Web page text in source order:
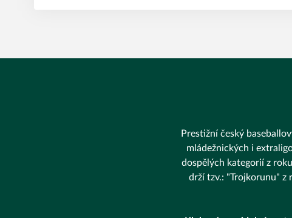
Prestižní český
mládežnických i
dospělých kategorií z
drží tzv.: "Trojkorunu" z